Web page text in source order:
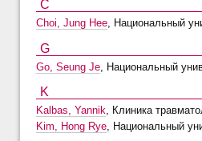
C
Choi, Jung Hee, Национальный
G
Go, Seung Je, Национальный
K
Kalbas, Yannik , Клиника
Kim, Hong Rye, Национальный